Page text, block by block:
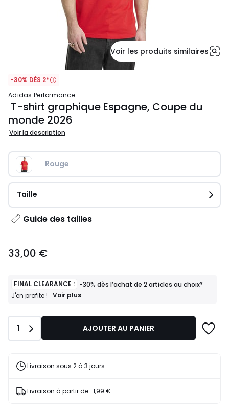
Voir les produits similaires
-30% DÈS 2*
adidas Performance
T-shirt graphique Espagne, Coupe du
monde 2026
Voir la description
Rouge
Taille
Guide des tailles
€.
33,00 €
FINAL CLEARANCE : -30% dès l’achat de 2 articles au choix*
J'en profite !
FINAL
articles
J'en
Voir plus
Quantité
1 AJOUTER AU PANIER
Livraison sous 2 à 3 jours
Livraison à partir de : 1,99 €